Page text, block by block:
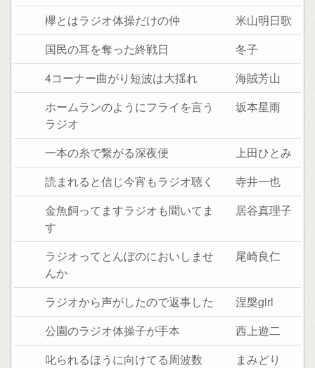
欅とはラジオ体操だけの仲
米山明日歌
国民の耳を奪った終戦日
冬子
4コーナー曲がり短波は大揺れ
海賊芳山
ホームランのようにフライを言う
ラジオ
坂本星雨
一本の糸で繋がる深夜便
上田ひとみ
読まれると信じ今宵もラジオ聴く
寺井一也
金魚飼ってますラジオも聞いてま
す
居谷真理子
ラジオってとんぼのにおいしませ
んか
尾崎良仁
ラジオから声がしたので返事した
涅槃girl
公園のラジオ体操子が手本
西上遊二
叱られるほうに向けてる周波数
まみどり